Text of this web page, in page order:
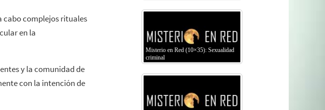
cabo complejos rituales
en la
y la comunidad de
con la intención de
Misterio en Red (10×35): Sexualidad
criminal